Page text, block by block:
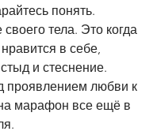
понять.
тела. Это когда
в себе,
и стеснение.
проявлением любви к
марафон все ещё в